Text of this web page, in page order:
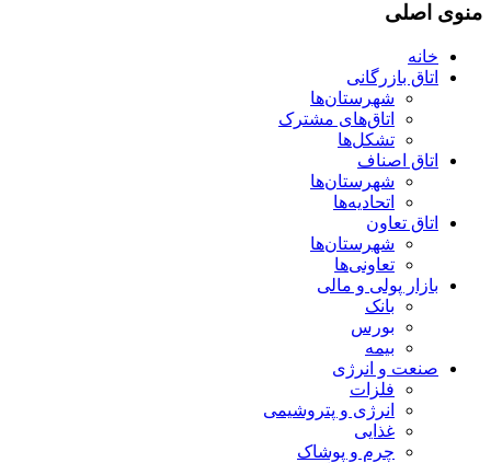
منوی اصلی
خانه
اتاق بازرگانی
شهرستان‌ها
اتاق‌های مشترک
تشکل‌ها
اتاق اصناف
شهرستان‌ها
اتحادیه‌ها
اتاق تعاون
شهرستان‌ها
تعاونی‌ها
بازار پولی و مالی
بانک
بورس
بیمه
صنعت و انرژی
فلزات
انرژی و پتروشیمی
غذایی
چرم و پوشاک